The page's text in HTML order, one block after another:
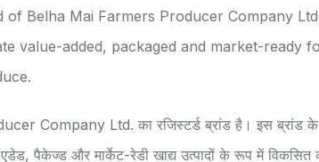
of Belha Mai Farmers Producer Company
value-added, packaged and market-ready
Company Ltd. का रजिस्टर्ड ब्रांड है। इस ब्रांड
एडेड, पैकेज्ड और मार्केट-रेडी खाद्य उत्पादों के रूप में